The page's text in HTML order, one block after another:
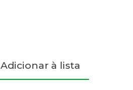
Adicionar à lista